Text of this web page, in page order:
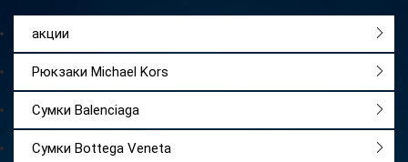
акции
Рюкзаки Michael Kors
Сумки Balenciaga
Сумки Bottega Veneta